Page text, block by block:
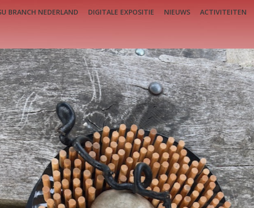
BRANCH NEDERLAND DIGITALE EXPOSITIE NIEUWS ACTIVITEITEN
DIGITALE EXPOSITIE NIEUWS ACTIVITEITEN VOOR ONZE